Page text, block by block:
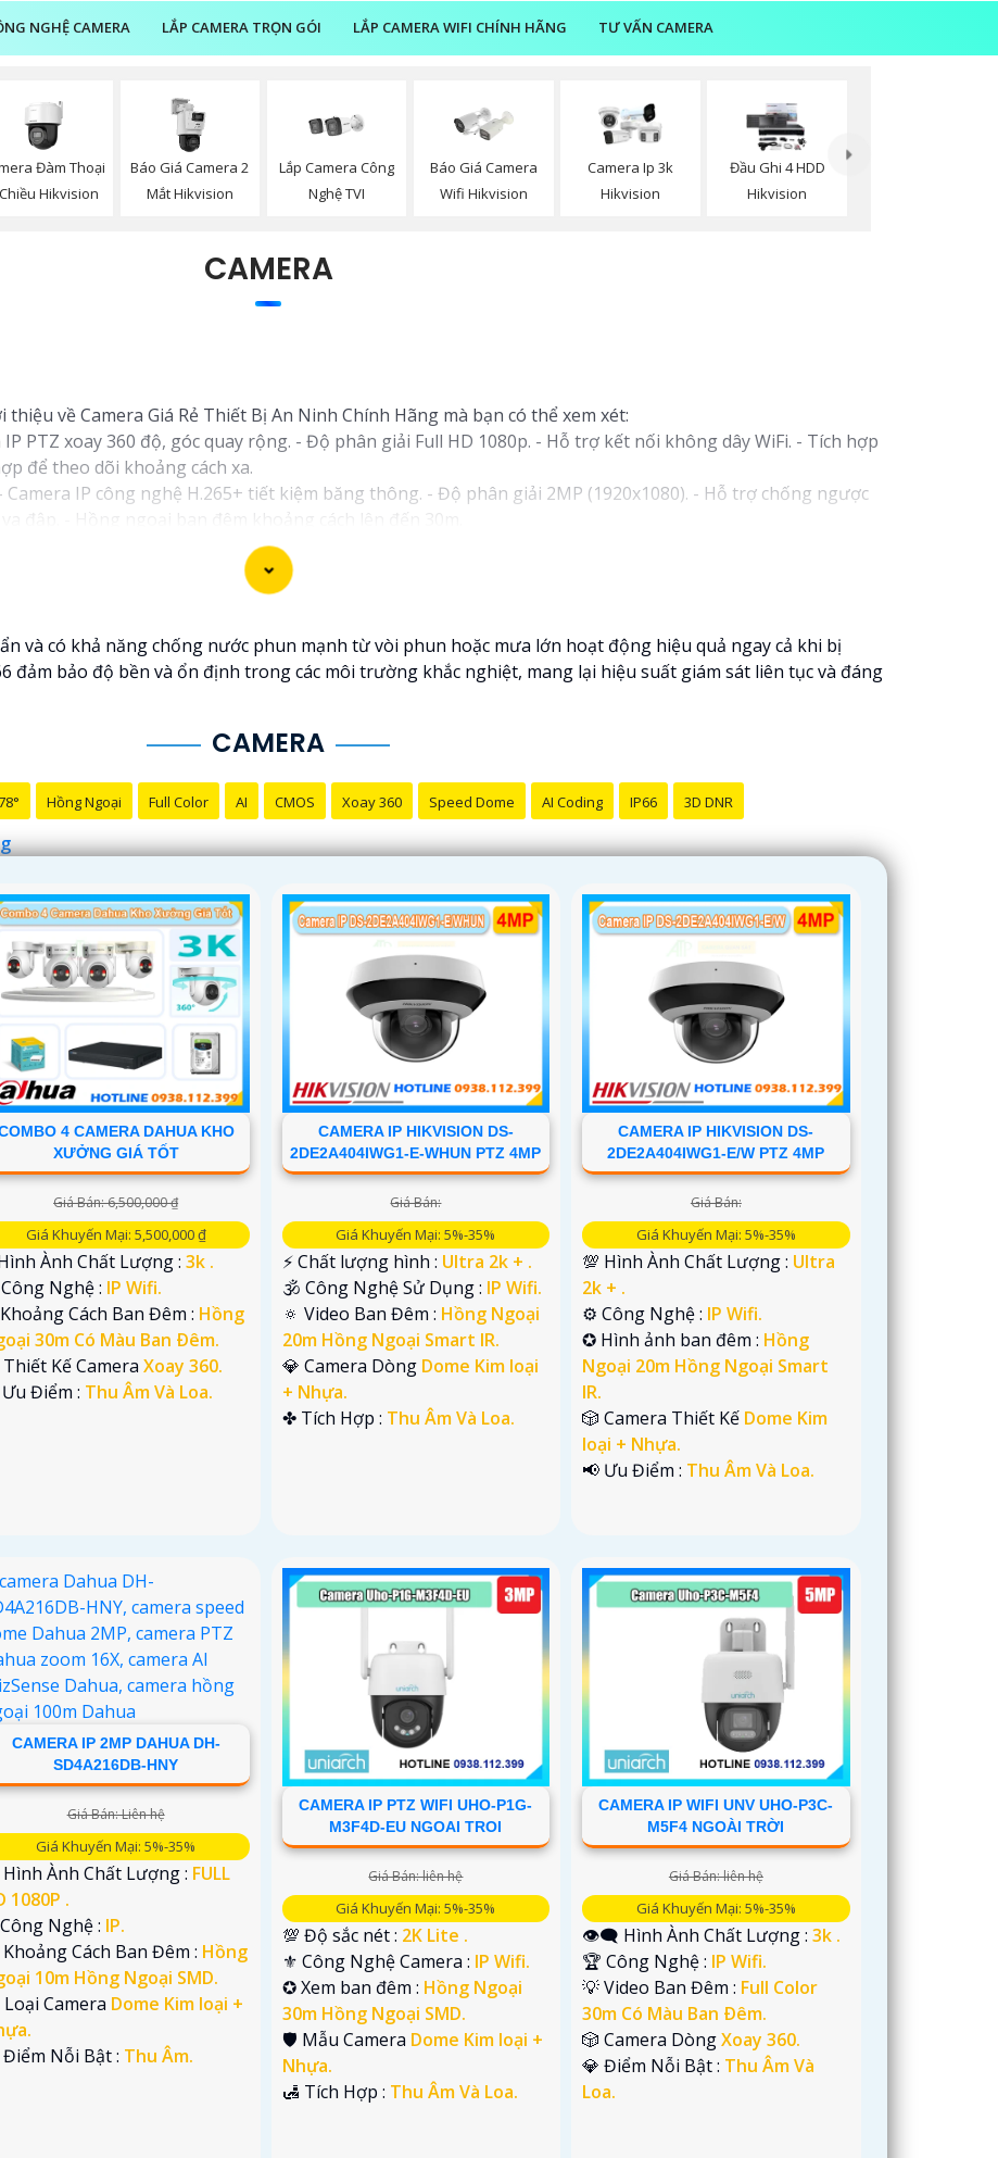
NGHỆ CAMERA LẮP CAMERA TRỌN GÓI LẮP CAMERA WIFI CHÍNH HÃNG TƯ VẤN CAMERA
Đàm Thoại
Hikvision
Báo Giá Camera 2
Mắt Hikvision
Lắp Camera Công
Nghệ TVI
Báo Giá Camera
Wifi Hikvision
Camera Ip 3k
Hikvision
Đầu Ghi 4 HDD
Hikvision
CAMERA
về Camera Giá Rẻ Thiết Bị An Ninh Chính Hãng mà bạn có thể xem xét:
PTZ xoay 360 độ, góc quay rộng. - Độ phân giải Full HD 1080p. - Hỗ trợ kết nối không dây WiFi. - Tích hợp
để theo dõi khoảng cách xa.
IP công nghệ H.265+ tiết kiệm băng thông. - Độ phân giải 2MP (1920x1080). - Hỗ trợ chống ngược
đập. - Hồng ngoại ban đêm khoảng cách lên đến 30m.
- Camera HDCVI 2MP hỗ trợ chất lượng hình ảnh cao. - Lens cố định 3.6mm. - Tầm quan sát hồng ngoại
cân bằng sáng, chống nhiễu 3D. - Giá phải chăng với chất lượng
với nhu cầu sử dụng và không gian lắp đặt của bạn. Bạn có thể tham khảo thêm thông tin chi tiết và mua
và có khả năng chống nước phun mạnh từ vòi phun hoặc mưa lớn hoạt động hiệu quả ngay cả khi bị
đảm bảo độ bền và ổn định trong các môi trường khắc nghiệt, mang lại hiệu suất giám sát liên tục và đáng
CAMERA
Hồng Ngoại Full Color AI CMOS Xoay 360 Speed Dome AI Coding IP66 3D DNR
4 CAMERA DAHUA KHO
XƯỞNG GIÁ TỐT
Giá Bán: 6,500,000 ₫
Giá Khuyến Mại: 5,500,000 ₫
Hình Ành Chất Lượng :3k .
Nghệ : IP Wifi.
Cách Ban Đêm : Hồng
30m Có Màu Ban Ðêm.
Thiết Kế CameraXoay 360.
Điểm : Thu Âm Và Loa.
CAMERA IP HIKVISION DS-
2DE2A404IWG1-E-WHUN PTZ 4MP
Giá Bán:
Giá Khuyến Mại: 5%-35%
️⚡ Chất lượng hình : Ultra 2k + .
🕉️ Công Nghệ Sử Dụng : IP Wifi.
🔅 Video Ban Đêm : Hồng Ngoại
20m Hồng Ngoại Smart IR.
💎 Camera Dòng Dome Kim loại
+ Nhựa.
️✤ Tích Hợp : Thu Âm Và Loa.
CAMERA IP HIKVISION DS-
2DE2A404IWG1-E/W PTZ 4MP
Giá Bán:
Giá Khuyến Mại: 5%-35%
💯 Hình Ành Chất Lượng : Ultra
2k + .
⚙ Công Nghệ : IP Wifi.
✪ Hình ảnh ban đêm : Hồng
Ngoại 20m Hồng Ngoại Smart
IR.
🎲 Camera Thiết Kế Dome Kim
loại + Nhựa.
️📢 Ưu Điểm : Thu Âm Và Loa.
CAMERA IP 2MP DAHUA DH-
SD4A216DB-HNY
Giá Bán: Liên hệ
Giá Khuyến Mại: 5%-35%
Hình Ành Chất Lượng : FULL
1080P .
Nghệ : IP.
Khoảng Cách Ban Đêm : Hồng
10m Hồng Ngoại SMD.
Camera Dome Kim loại +
Nỗi Bật : Thu Âm.
CAMERA IP PTZ WIFI UHO-P1G-
M3F4D-EU NGOAI TROI
Giá Bán: liên hệ
Giá Khuyến Mại: 5%-35%
💯 Độ sắc nét : 2K Lite .
⚜️ Công Nghệ Camera : IP Wifi.
✪ Xem ban đêm : Hồng Ngoại
30m Hồng Ngoại SMD.
🛡 Mẫu Camera Dome Kim loại +
Nhựa.
️🛃 Tích Hợp : Thu Âm Và Loa.
CAMERA IP WIFI UNV UHO-P3C-
M5F4 NGOÀI TRỜI
Giá Bán: liên hệ
Giá Khuyến Mại: 5%-35%
👁️‍🗨 Hình Ành Chất Lượng :3k .
🏆 Công Nghệ : IP Wifi.
💡 Video Ban Đêm : Full Color
30m Có Màu Ban Ðêm.
🎲 Camera DòngXoay 360.
️💎 Điểm Nỗi Bật : Thu Âm Và
Loa.